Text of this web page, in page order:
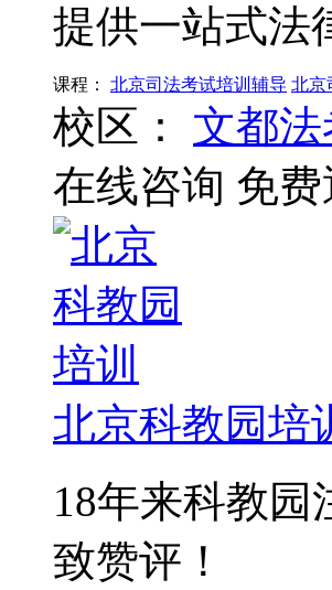
提供一站式法
课程： 北京司法考试培训辅导 北京
校区： 文都法
在线咨询 免
北京科教园培
18年来科教
致赞评！